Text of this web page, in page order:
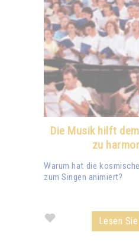
Die Musik hilft
zu
Warum hat die
zum Singen animiert?
Lesen